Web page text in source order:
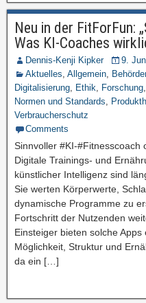
Neu in der FitForFun:
Was KI-Coaches
Dennis-Kenji Kipker
9.
Aktuelles, Allgemein,
Digitalisierung, Ethik, Forschung,
Normen und Standards,
Verbraucherschutz
Comments
Sinnvoller #KI-#Fitnesscoach
Digitale Trainings- und
künstlicher Intelligenz sind
Sie werten Körperwerte,
dynamische Programme zu
Fortschritt der Nutzenden
Einsteiger bieten solche
Möglichkeit, Struktur und
da ein […]